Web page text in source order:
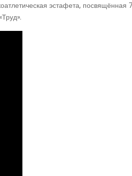
эстафета, посвящённая